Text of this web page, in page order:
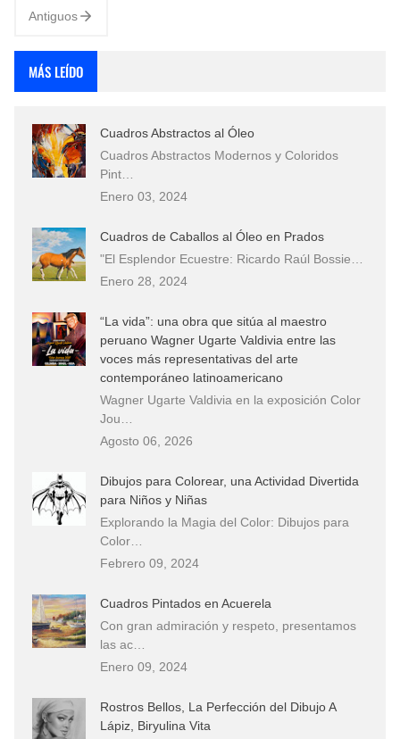
Antiguos
MÁS LEÍDO
Cuadros Abstractos al Óleo
Cuadros Abstractos Modernos y Coloridos
Pint…
Enero 03, 2024
Cuadros de Caballos al Óleo en Prados
"El Esplendor Ecuestre: Ricardo Raúl Bossie…
Enero 28, 2024
“La vida”: una obra que sitúa al maestro
peruano Wagner Ugarte Valdivia entre las
voces más representativas del arte
contemporáneo latinoamericano
Wagner Ugarte Valdivia en la exposición Color
Jou…
Agosto 06, 2026
Dibujos para Colorear, una Actividad Divertida
para Niños y Niñas
Explorando la Magia del Color: Dibujos para
Color…
Febrero 09, 2024
Cuadros Pintados en Acuerela
Con gran admiración y respeto, presentamos
las ac…
Enero 09, 2024
Rostros Bellos, La Perfección del Dibujo A
Lápiz, Biryulina Vita